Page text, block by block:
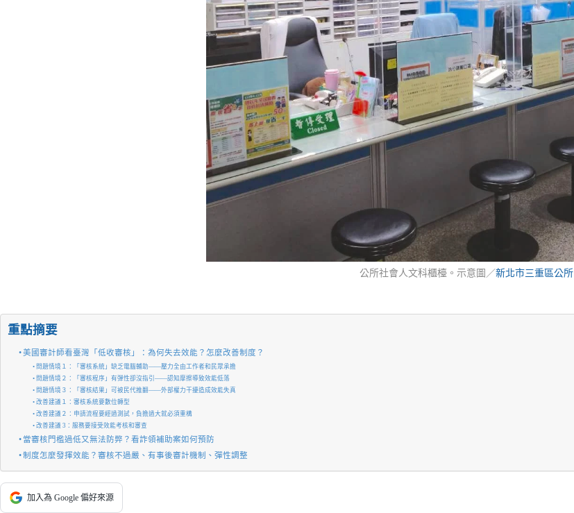
公所社會人文科櫃檯。示意圖／新北市三重區公所
重點摘要
美國審計師看臺灣「低收審核」：為何失去效能？怎麼改善制度？
問題情境１：「審核系統」缺乏電腦輔助——壓力全由工作者和民眾承擔
問題情境２：「審核程序」有彈性卻沒指引——認知摩擦導致效能低落
問題情境３：「審核結果」可被民代推翻——外部權力干擾造成效能失真
改善建議１：審核系統要數位轉型
改善建議２：申請流程要經過測試，負擔過大就必須重構
改善建議 3：服務要接受效能考核和審查
當審核門檻過低又無法防弊？看詐領補助案如何預防
制度怎麼發揮效能？審核不過嚴、有事後審計機制、彈性調整
加入為 Google 偏好來源